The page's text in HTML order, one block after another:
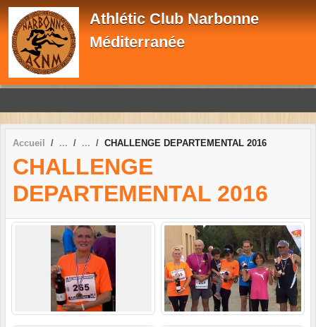
Athlétic Club Narbonne
Méditerranée
Accueil CHALLENGE DEPARTEMENTAL 2016
CHALLENGE
DEPARTEMENTAL 2016
Panneau de gestion des cookies